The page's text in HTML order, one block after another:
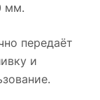
мм.
передаёт
и